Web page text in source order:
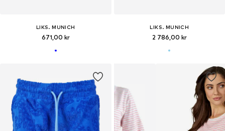
LIKS. MUNICH
671,00 kr
LIKS. MUNICH
2 786,00 kr